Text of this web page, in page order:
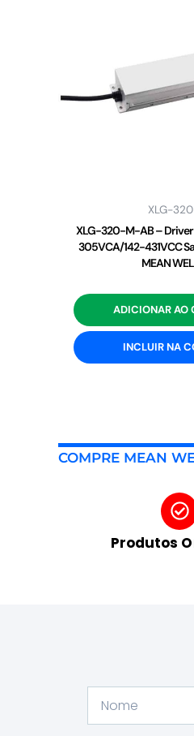
XLG-320
XLG-320-M-AB – Driver
305VCA/142-431VCC
MEAN
ADICIONAR AO
INCLUIR NA
COMPRE MEAN
Produtos